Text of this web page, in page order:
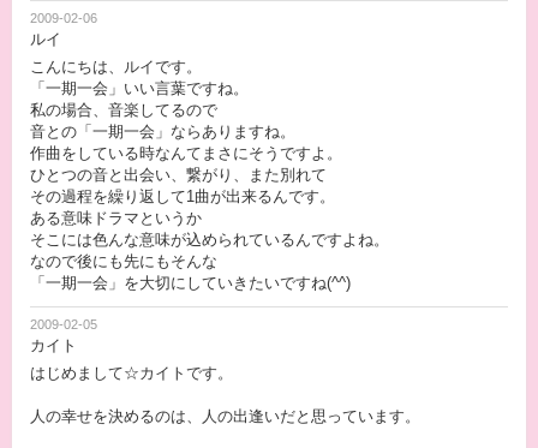
2009-02-06
ルイ
こんにちは、ルイです。
「一期一会」いい言葉ですね。
私の場合、音楽してるので
音との「一期一会」ならありますね。
作曲をしている時なんてまさにそうですよ。
ひとつの音と出会い、繋がり、また別れて
その過程を繰り返して1曲が出来るんです。
ある意味ドラマというか
そこには色んな意味が込められているんですよね。
なので後にも先にもそんな
「一期一会」を大切にしていきたいですね(^^)
2009-02-05
カイト
はじめまして☆カイトです。
人の幸せを決めるのは、人の出逢いだと思っています。